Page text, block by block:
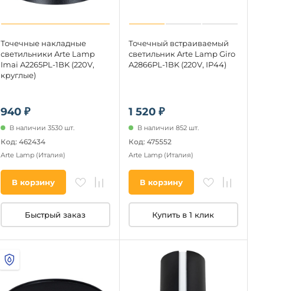
940 ₽
Точечные накладные
светильники Arte Lamp
Imai A2265PL-1BK (220V,
круглые)
В наличии 3530 шт.
Код: 462434
Arte Lamp (Италия)
В корзину
Быстрый заказ
1 520 ₽
Точечный встраиваемый
светильник Arte Lamp Giro
A2866PL-1BK (220V, IP44)
В наличии 852 шт.
Код: 475552
Arte Lamp (Италия)
В корзину
Купить в 1 клик